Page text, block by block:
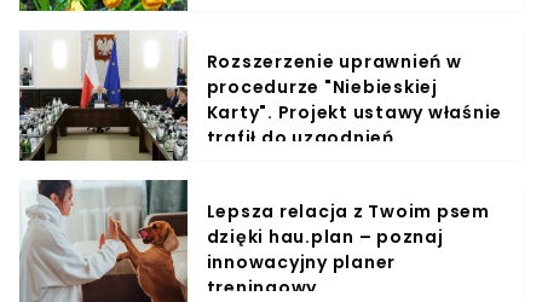
Rozszerzenie uprawnień w
procedurze "Niebieskiej
Karty". Projekt ustawy właśnie
trafił do uzgodnień
Lepsza relacja z Twoim psem
dzięki hau.plan – poznaj
innowacyjny planer
treningowy